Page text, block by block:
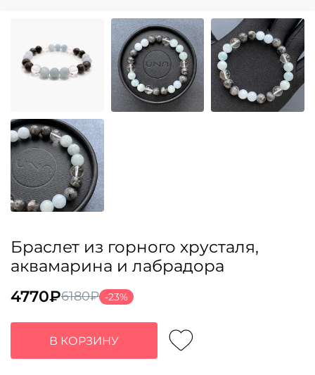
Браслет из горного хрусталя,
аквамарина и лабрадора
6180₽
Первоначальная
цена
составляла
6180₽.
4770₽
Текущая
цена:
4770₽.
-23%
В КОРЗИНУ